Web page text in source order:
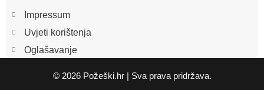
Impressum
Uvjeti korištenja
Oglašavanje
© 2026 Požeški.hr | Sva prava pridržava.